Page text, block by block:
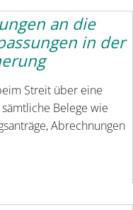
an die
in der
Streit über eine
Belege wie
Abrechnungen